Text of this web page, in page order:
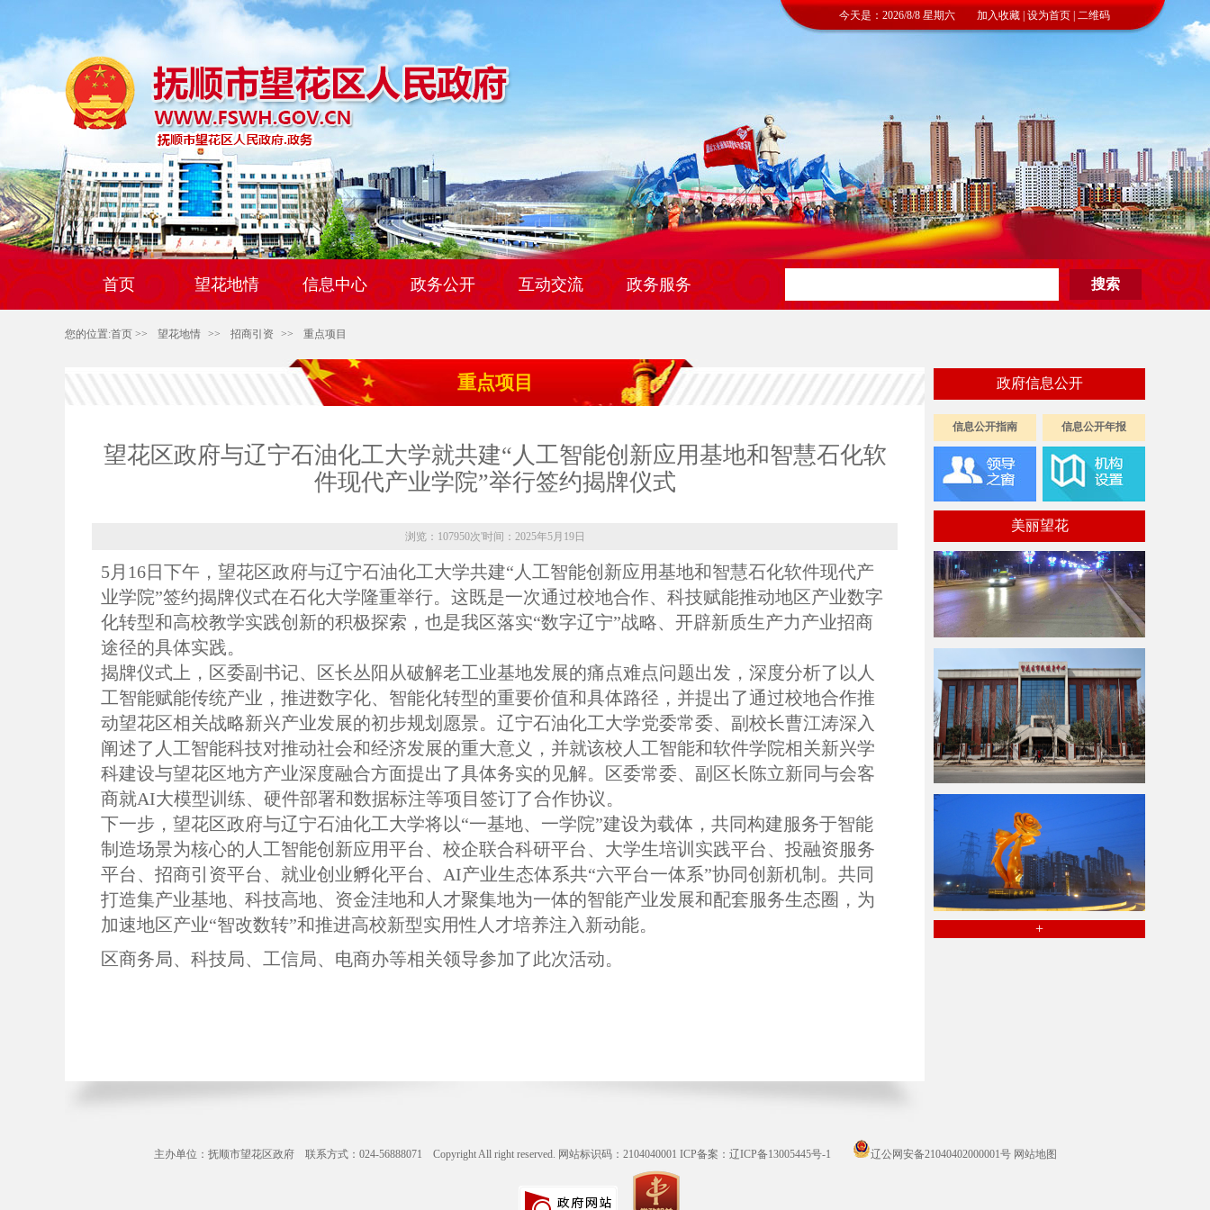
今天是：2026/8/8 星期六 加入收藏 | 设为首页 | 二维码
首页 望花地情 信息中心 政务公开 互动交流 政务服务
您的位置:首页 >> 望花地情 >> 招商引资 >> 重点项目
重点项目
望花区政府与辽宁石油化工大学就共建“人工智能创新应用基地和智慧石化软
件现代产业学院”举行签约揭牌仪式
浏览：107950次'时间：2025年5月19日
5月16日下午，望花区政府与辽宁石油化工大学共建“人工智能创新应用基地和智慧石化软件现代产
业学院”签约揭牌仪式在石化大学隆重举行。这既是一次通过校地合作、科技赋能推动地区产业数字
化转型和高校教学实践创新的积极探索，也是我区落实“数字辽宁”战略、开辟新质生产力产业招商
途径的具体实践。
揭牌仪式上，区委副书记、区长丛阳从破解老工业基地发展的痛点难点问题出发，深度分析了以人
工智能赋能传统产业，推进数字化、智能化转型的重要价值和具体路径，并提出了通过校地合作推
动望花区相关战略新兴产业发展的初步规划愿景。辽宁石油化工大学党委常委、副校长曹江涛深入
阐述了人工智能科技对推动社会和经济发展的重大意义，并就该校人工智能和软件学院相关新兴学
科建设与望花区地方产业深度融合方面提出了具体务实的见解。区委常委、副区长陈立新同与会客
商就AI大模型训练、硬件部署和数据标注等项目签订了合作协议。
下一步，望花区政府与辽宁石油化工大学将以“一基地、一学院”建设为载体，共同构建服务于智能
制造场景为核心的人工智能创新应用平台、‌校企联合科研平台、‌大学生培训实践平台、投融资服务
平台、‌招商引资平台、‌就业创业孵化平台、AI‌产业生态体系共“六平台一体系”协同创新机制。共同
打造集产业基地、科技高地、资金洼地和人才聚集地为一体的智能产业发展和配套服务生态圈，为
加速地区产业“智改数转”和推进高校新型实用性人才培养注入新动能。
区商务局、科技局、工信局、电商办等相关领导参加了此次活动。
政府信息公开
信息公开指南 信息公开年报
美丽望花
+
主办单位：抚顺市望花区政府 联系方式：024-56888071 Copyright All right reserved. 网站标识码：2104040001 ICP备案：辽ICP备13005445号-1 辽公网安备21040402000001号 网站地图